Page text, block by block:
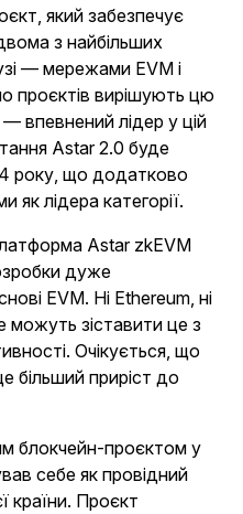
який забезпечує
з найбільших
— мережами EVM і
проєктів вирішують цю
впевнений лідер у цій
Astar 2.0 буде
року, що додатково
як лідера категорії.
Astar zkEVM
дуже
EVM. Ні Ethereum, ні
можуть зіставити це з
Очікується, що
більший приріст до
блокчейн-проєктом у
себе як провідний
країни. Проєкт